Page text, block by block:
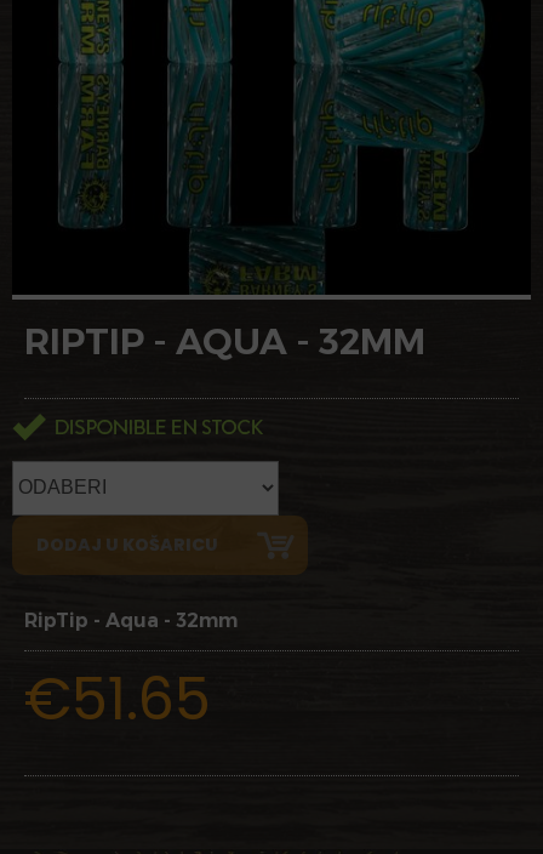
RIPTIP - AQUA - 32MM
RipTip - Aqua - 32mm
€51.65